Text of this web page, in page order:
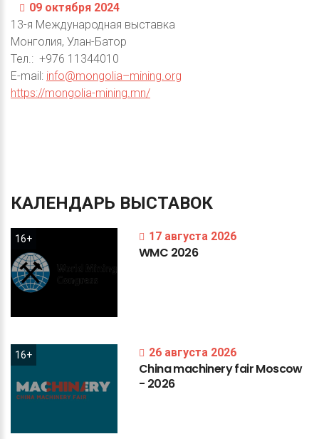
09 октября 2024
13-я Международная выставка
Монголия, Улан-Батор
Тел.: +976 11344010
E-mail: info@mongolia–mining.org
https://mongolia-mining.mn/
КАЛЕНДАРЬ ВЫСТАВОК
16+ 17 августа 2026
WMC 2026
16+ 26 августа 2026
ChinamachineryfairMoscow
- 2026